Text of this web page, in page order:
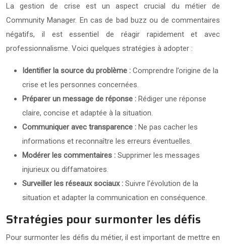
La gestion de crise est un aspect crucial du métier de
Community Manager. En cas de bad buzz ou de commentaires
négatifs, il est essentiel de réagir rapidement et avec
professionnalisme. Voici quelques stratégies à adopter :
Identifier la source du problème : Comprendre l’origine de la
crise et les personnes concernées.
Préparer un message de réponse : Rédiger une réponse
claire, concise et adaptée à la situation.
Communiquer avec transparence : Ne pas cacher les
informations et reconnaître les erreurs éventuelles.
Modérer les commentaires : Supprimer les messages
injurieux ou diffamatoires.
Surveiller les réseaux sociaux : Suivre l’évolution de la
situation et adapter la communication en conséquence.
Stratégies pour surmonter les défis
Pour surmonter les défis du métier, il est important de mettre en